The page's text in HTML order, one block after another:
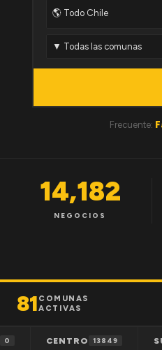
Frecuente:
14,182
NEGOCIOS
81COMUNAS
ACTIVAS
0 CENTRO 13849